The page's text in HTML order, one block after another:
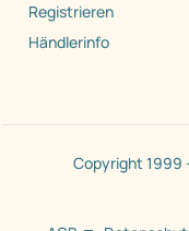
Registrieren
Händlerinfo
Copyright 1999